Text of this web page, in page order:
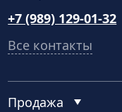
+7 (989) 129-01-32
Все контакты
Продажа